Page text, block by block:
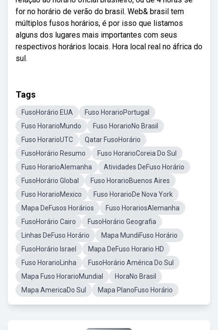
for no horário de verão do brasil. Web& brasil tem
múltiplos fusos horários, é por isso que listamos
alguns dos lugares mais importantes com seus
respectivos horários locais. Hora local real no áfrica do
sul.
Tags
FusoHorário EUA
Fuso HorarioPortugal
Fuso HorarioMundo
Fuso HorarioNo Brasil
Fuso HorarioUTC
Qatar FusoHorário
FusoHorário Resumo
Fuso HorarioCoreia Do Sul
Fuso HorarioAlemanha
Atividades DeFuso Horário
FusoHorário Global
Fuso HorarioBuenos Aires
Fuso HorarioMexico
Fuso HorarioDe Nova York
Mapa DeFusos Horários
Fuso HorariosAlemanha
FusoHorário Cairo
FusoHorário Geografia
Linhas DeFuso Horário
Mapa MundiFuso Horário
FusoHorário Israel
Mapa DeFuso Horario HD
Fuso HorarioLinha
FusoHorário América Do Sul
Mapa Fuso HorarioMundial
HoraNo Brasil
Mapa AmericaDo Sul
Mapa PlanoFuso Horário